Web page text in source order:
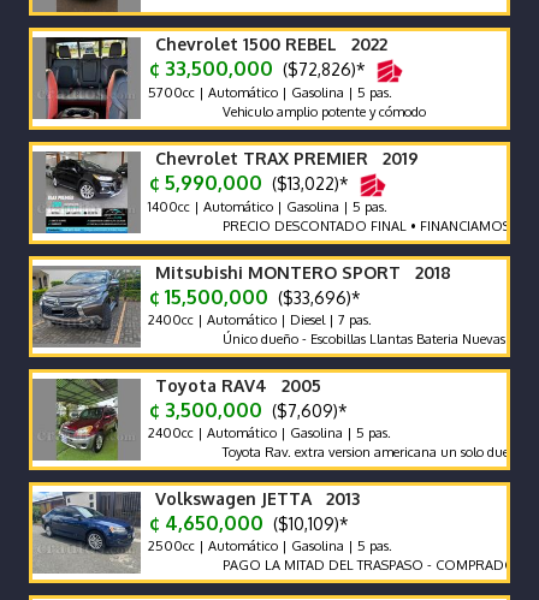
Chevrolet 1500 REBEL 2022
¢ 33,500,000 ($72,826)*
5700cc | Automático | Gasolina | 5 pas.
Vehiculo amplio potente y cómodo
Chevrolet TRAX PREMIER 2019
¢ 5,990,000 ($13,022)*
1400cc | Automático | Gasolina | 5 pas.
PRECIO DESCONTADO FINAL • FINANCIAMOS •
Mitsubishi MONTERO SPORT 2018
¢ 15,500,000 ($33,696)*
2400cc | Automático | Diesel | 7 pas.
Único dueño - Escobillas Llantas Bateria Nuevas - Recor
Toyota RAV4 2005
¢ 3,500,000 ($7,609)*
2400cc | Automático | Gasolina | 5 pas.
Toyota Rav. extra version americana un solo dueño.
Volkswagen JETTA 2013
¢ 4,650,000 ($10,109)*
2500cc | Automático | Gasolina | 5 pas.
PAGO LA MITAD DEL TRASPASO - COMPRADO EN CR